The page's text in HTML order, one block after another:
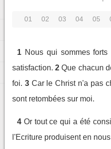
01 02 03 04 05
1 Nous qui sommes
satisfaction. 2 Que chacun
foi. 3 Car le Christ n'a pas
sont retombées sur moi.
4 Or tout ce qui a été
l'Ecriture produisent en